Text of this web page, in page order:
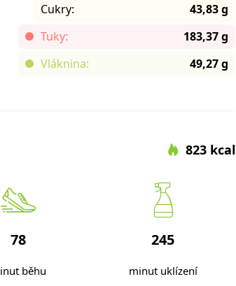
Cukry:
43,83 g
Tuky:
183,37 g
Vláknina:
49,27 g
823 kcal
78
běhu
245
minut uklízení